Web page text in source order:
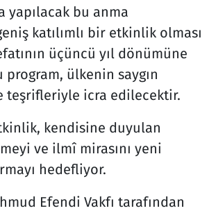
yapılacak bu anma
katılımlı bir etkinlik olması
üçüncü yıl dönümüne
program, ülkenin saygın
teşrifleriyle icra edilecektir.
kendisine duyulan
ve ilmî mirasını yeni
hedefliyor.
Efendi Vakfı tarafından
Bilim